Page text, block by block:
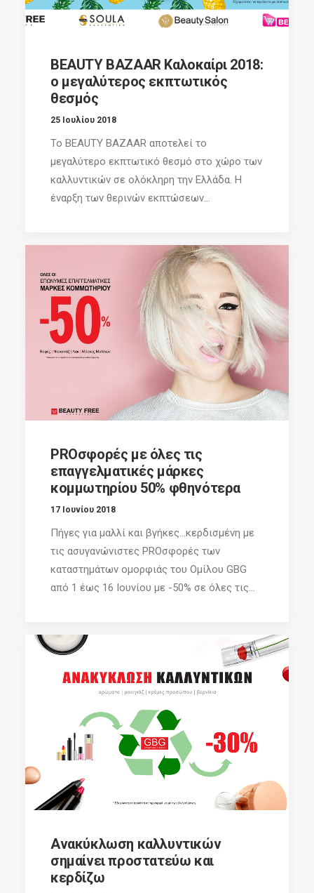
BEAUTY BAZAAR Καλοκαίρι 2018:
ο μεγαλύτερος εκπτωτικός
θεσμός
25 Ιουλίου 2018
Το BEAUTY BAZAAR αποτελεί το
μεγαλύτερο εκπτωτικό θεσμό στο χώρο των
καλλυντικών σε ολόκληρη την Ελλάδα. Η
έναρξη των θερινών εκπτώσεων...
PROσφορές με όλες τις
επαγγελματικές μάρκες
κομμωτηρίου 50% φθηνότερα
17 Ιουνίου 2018
Πήγες για μαλλί και βγήκες…κερδισμένη με
τις ασυγανώνιστες PROσφορές των
καταστημάτων ομορφιάς του Ομίλου GBG
από 1 έως 16 Ιουνίου με -50% σε όλες τις...
Ανακύκλωση καλλυντικών
σημαίνει προστατεύω και
κερδίζω